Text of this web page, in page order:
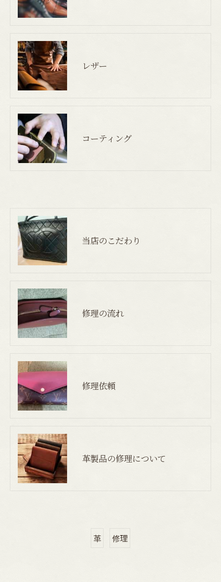
レザー
コーティング
当店のこだわり
修理の流れ
修理依頼
革製品の修理について
革 修理